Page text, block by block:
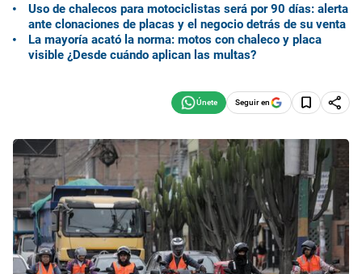
Uso de chalecos para motociclistas será por 90 días: alerta
ante clonaciones de placas y el negocio detrás de su venta
La mayoría acató la norma: motos con chaleco y placa
visible ¿Desde cuándo aplican las multas?
Seguir en